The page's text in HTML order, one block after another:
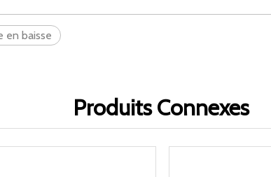
en baisse
Produits Connexes